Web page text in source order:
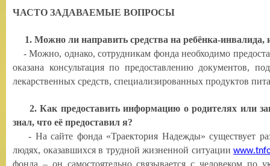
ЧАСТО ЗАДАВАЕМЫЕ ВОПРОСЫ
1. Можно ли направить средства на ребёнка-
- Можно, однако, сотрудникам фонда необходимо
оказана консультация по предоставлению документов,
лекарственных средств, специализированных продуктов
2. Как предоставить информацию о родителях или
знал, что её предоставил я?
- На сайте фонда «Траектория Надежды» существует
людях, оказавшихся в трудной жизненной ситуации www
фонда – он самостоятельно связывается с человеком по